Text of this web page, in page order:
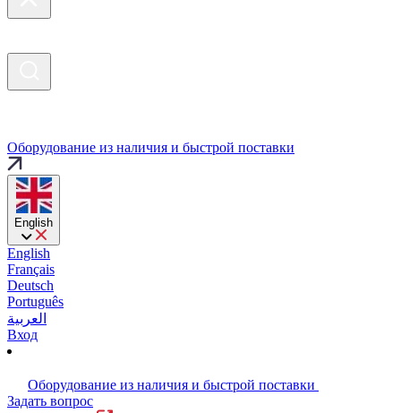
Оборудование из наличия и быстрой поставки
English
English
Français
Deutsch
Português
العربية
Вход
Оборудование из наличия и быстрой поставки
Задать вопрос